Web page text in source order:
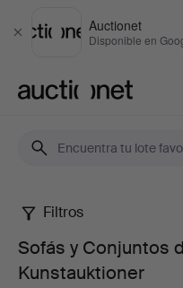
Cerrar
Auctionet
Disponible en
Sofás
Filtros
Sofás y Conjuntos
Kunstauktioner